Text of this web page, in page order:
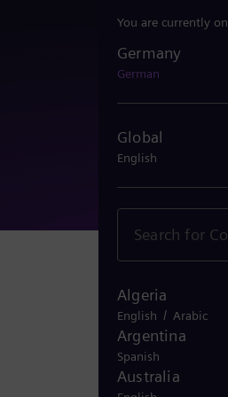
You are currently on
Germany
German
Global
English
Algeria
English / Arabic
Argentina
Spanish
Australia